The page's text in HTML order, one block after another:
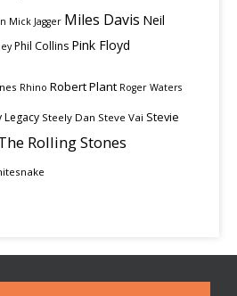
Mick Jagger Miles Davis Neil
Phil Collins Pink Floyd
Rhino Robert Plant Roger Waters
Legacy Steely Dan Steve Vai Stevie
Rolling Stones